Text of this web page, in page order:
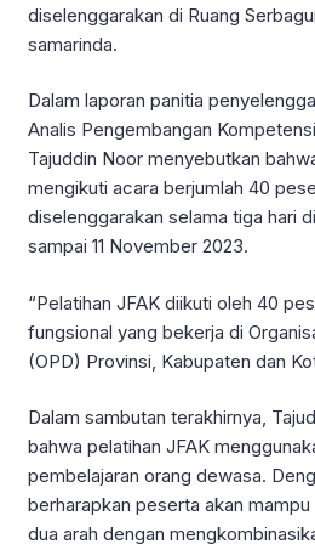
diselenggarakan di Ruang
samarinda.
Dalam laporan panitia
Analis Pengembangan
Tajuddin Noor menyebutkan
mengikuti acara berjumlah 40
diselenggarakan selama tiga hari
sampai 11 November 2023.
“Pelatihan JFAK diikuti oleh 40
fungsional yang bekerja di
(OPD) Provinsi, Kabupaten dan
Dalam sambutan terakhirnya,
bahwa pelatihan JFAK
pembelajaran orang dewasa.
berharapkan peserta akan
dua arah dengan